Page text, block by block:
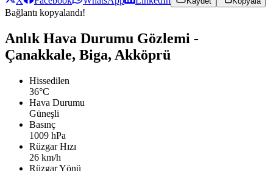
Bağlantı kopyalandı!
Anlık Hava Durumu Gözlemi -
Çanakkale, Biga, Akköprü
Hissedilen
36°C
Hava Durumu
Güneşli
Basınç
1009 hPa
Rüzgar Hızı
26 km/h
Rüzgar Yönü